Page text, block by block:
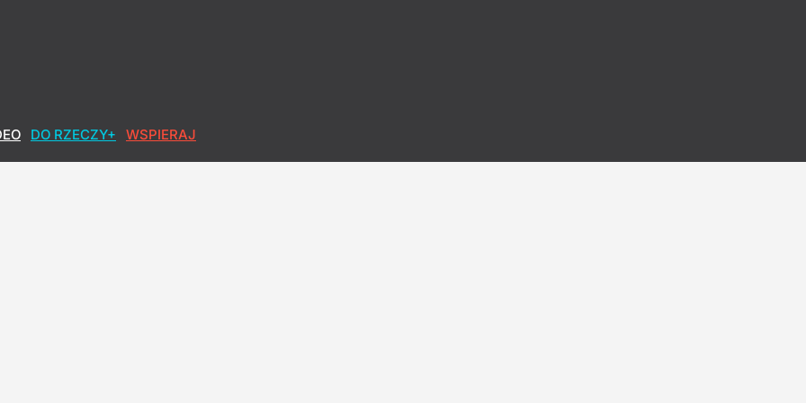
DO RZECZY+ WSPIERAJ